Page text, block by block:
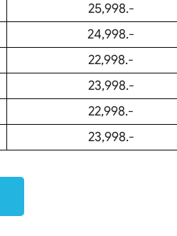
25,998.-
24,998.-
22,998.-
23,998.-
22,998.-
23,998.-